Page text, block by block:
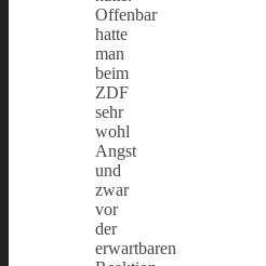
Offenbar
hatte
man
beim
ZDF
sehr
wohl
Angst
und
zwar
vor
der
erwartbaren